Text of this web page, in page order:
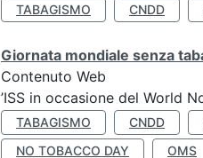
TABAGISMO CNDD
Giornata mondiale senza
Contenuto Web
’ISS in occasione del World
TABAGISMO CNDD
NO TOBACCO DAY
OMS